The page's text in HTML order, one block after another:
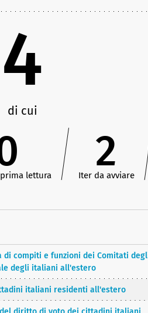
4
di cui
lettura 2
Iter da avviare
di compiti e funzioni dei Comitati
degli italiani all'estero
italiani residenti all'estero